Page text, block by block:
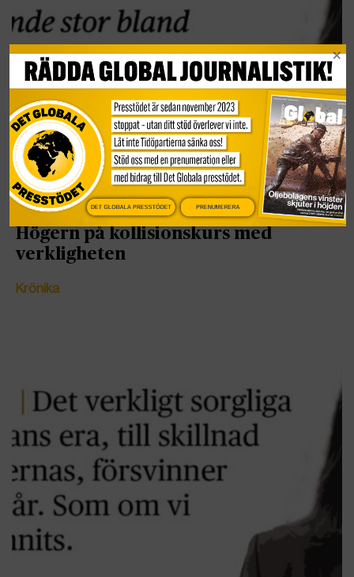
Högern på kollisionskurs med
verkligheten
Krönika
DET GLOBALA PRESSTÖDET PRENUMERERA